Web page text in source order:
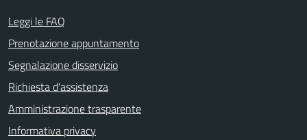
Leggi le FAQ
Prenotazione appuntamento
Segnalazione disservizio
Richiesta d'assistenza
Amministrazione trasparente
Informativa privacy